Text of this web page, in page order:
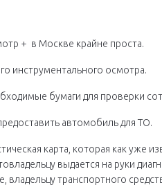
+ в Москве крайне проста.
инструментального осмотра.
бумаги для проверки
автомобиль для ТО.
карта, которая как уже
выдается на руки
владельцу транспортного